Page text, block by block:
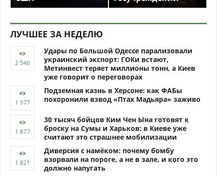
ЛУЧШЕЕ ЗА НЕДЕЛЮ
Удары по Большой Одессе парализовали
украинский экспорт: ГОКи встают,
Метинвест теряет миллионы тонн, а Киев
уже говорит о переговорах
Подземная казнь в Херсоне: как ФАБы
похоронили взвод «Птах Мадьяра» заживо
30 тысяч бойцов Ким Чен Ына готовят к
броску на Сумы и Харьков: в Киеве уже
считают это страшнее мобилизации
Диверсия с намёком: почему бомбу
взорвали на пороге, а не в зале, и кого это
должно напугать